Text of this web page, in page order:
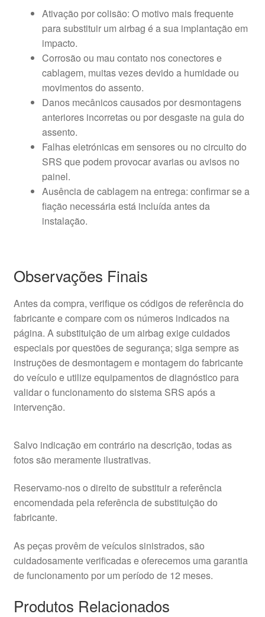
Ativação por colisão: O motivo mais frequente
para substituir um airbag é a sua implantação em
impacto.
Corrosão ou mau contato nos conectores e
cablagem, muitas vezes devido a humidade ou
movimentos do assento.
Danos mecânicos causados por desmontagens
anteriores incorretas ou por desgaste na guia do
assento.
Falhas eletrónicas em sensores ou no circuito do
SRS que podem provocar avarias ou avisos no
painel.
Ausência de cablagem na entrega: confirmar se a
fiação necessária está incluída antes da
instalação.
Observações Finais
Antes da compra, verifique os códigos de referência do
fabricante e compare com os números indicados na
página. A substituição de um airbag exige cuidados
especiais por questões de segurança; siga sempre as
instruções de desmontagem e montagem do fabricante
do veículo e utilize equipamentos de diagnóstico para
validar o funcionamento do sistema SRS após a
intervenção.
Salvo indicação em contrário na descrição, todas as
fotos são meramente ilustrativas.
Reservamo-nos o direito de substituir a referência
encomendada pela referência de substituição do
fabricante.
As peças provêm de veículos sinistrados, são
cuidadosamente verificadas e oferecemos uma garantia
de funcionamento por um período de 12 meses.
Produtos Relacionados